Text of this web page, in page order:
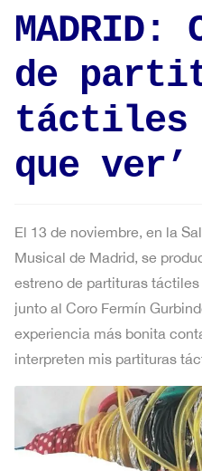
de
táctiles
que ver’
El 13 de noviembre, en la
Musical de Madrid, se
estreno de partituras
junto al Coro Fermín
experiencia más bonita
interpreten mis partituras